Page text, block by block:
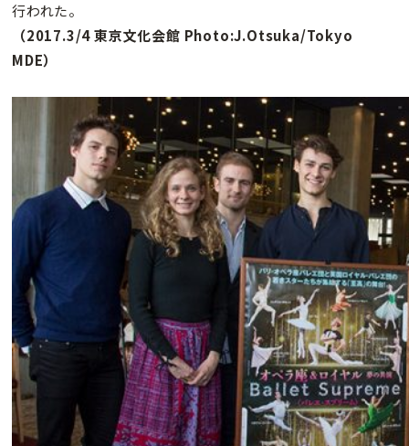
行われた。
（2017.3/4 東京文化会館 Photo:J.Otsuka/Tokyo
MDE）